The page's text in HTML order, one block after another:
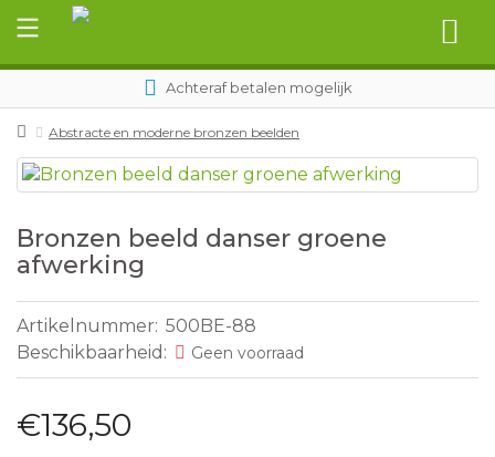
Achteraf betalen mogelijk
Abstracte en moderne bronzen beelden
Bronzen beeld danser groene
afwerking
Artikelnummer: 500BE-88
Beschikbaarheid:
Geen voorraad
€136,50